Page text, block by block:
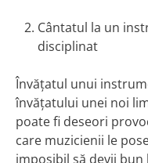
Cântatul la un
disciplinat
Învățatul unui
învățatului unei noi
poate fi deseori
care muzicienii le
imposibil să devii